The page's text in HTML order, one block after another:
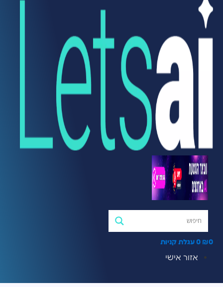
₪0
0 עגלת קניות
אזור אישי